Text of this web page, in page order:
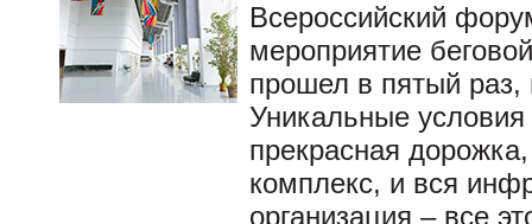
Всероссийский
мероприятие
прошел в пятый
Уникальные
прекрасная
комплекс, и вся
организация – все